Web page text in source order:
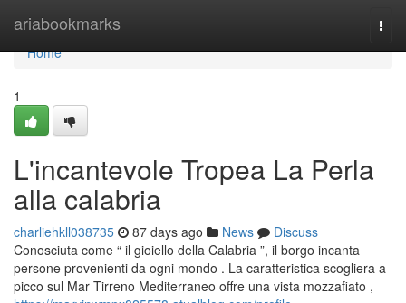
ariabookmarks
Home
Home
1
L'incantevole Tropea La Perla
alla calabria
charliehkll038735 87 days ago News
Discuss
Conosciuta come “ il gioiello della Calabria ”, il borgo incanta
persone provenienti da ogni mondo . La caratteristica scogliera a
picco sul Mar Tirreno Mediterraneo offre una vista mozzafiato ,